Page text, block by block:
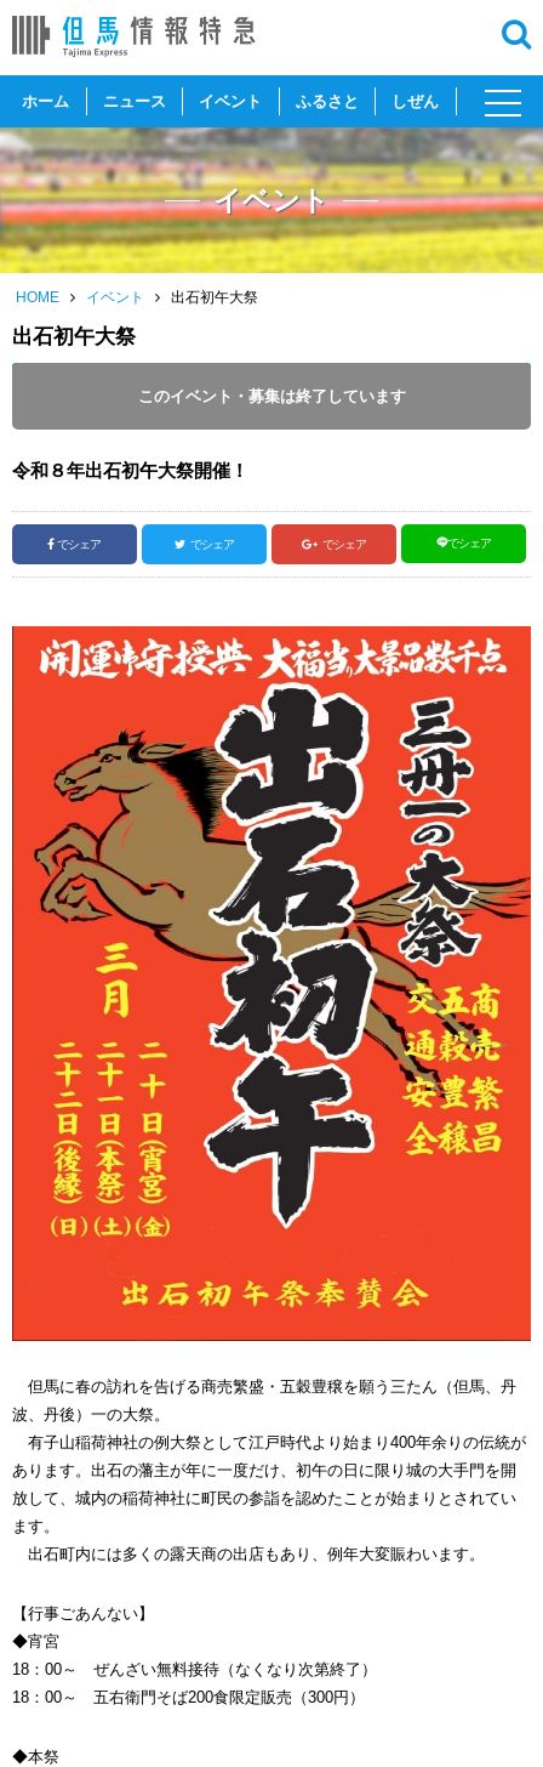
ホーム ニュース イベント ふるさと しぜん
toggle
イベント
HOME イベント 出石初午大祭
出石初午大祭
このイベント・募集は終了しています
令和８年出石初午大祭開催！
でシェア でシェア でシェア でシェア
但馬に春の訪れを告げる商売繁盛・五穀豊穣を願う三たん（但馬、丹
波、丹後）一の大祭。
有子山稲荷神社の例大祭として江戸時代より始まり400年余りの伝統が
あります。出石の藩主が年に一度だけ、初午の日に限り城の大手門を開
放して、城内の稲荷神社に町民の参詣を認めたことが始まりとされてい
ます。
出石町内には多くの露天商の出店もあり、例年大変賑わいます。
【行事ごあんない】
◆宵宮
18：00～ ぜんざい無料接待（なくなり次第終了）
18：00～ 五右衛門そば200食限定販売（300円）
◆本祭